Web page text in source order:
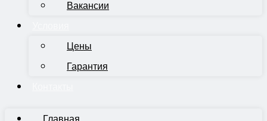
Вакансии
Цены
Гарантия
Главная